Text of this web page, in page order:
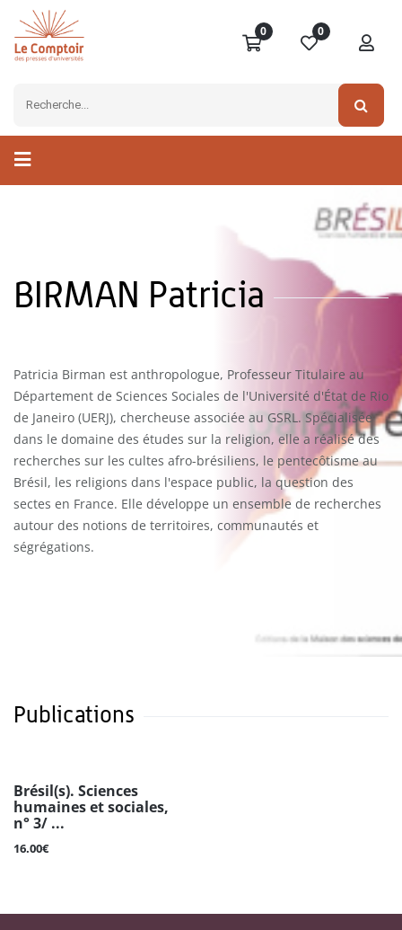
0 0
BIRMAN Patricia
Patricia Birman est anthropologue, Professeur Titulaire au
Département de Sciences Sociales de l'Université d'État de Rio
de Janeiro (UERJ), chercheuse associée au GSRL. Spécialisée
dans le domaine des études sur la religion, elle a réalisé des
recherches sur les cultes afro-brésiliens, le pentecôtisme au
Brésil, les religions dans l'espace public, la question des
sectes en France. Elle développe un ensemble de recherches
autour des notions de territoires, communautés et
ségrégations.
Publications
Brésil(s). Sciences
humaines et sociales,
n° 3/ ...
16.00€